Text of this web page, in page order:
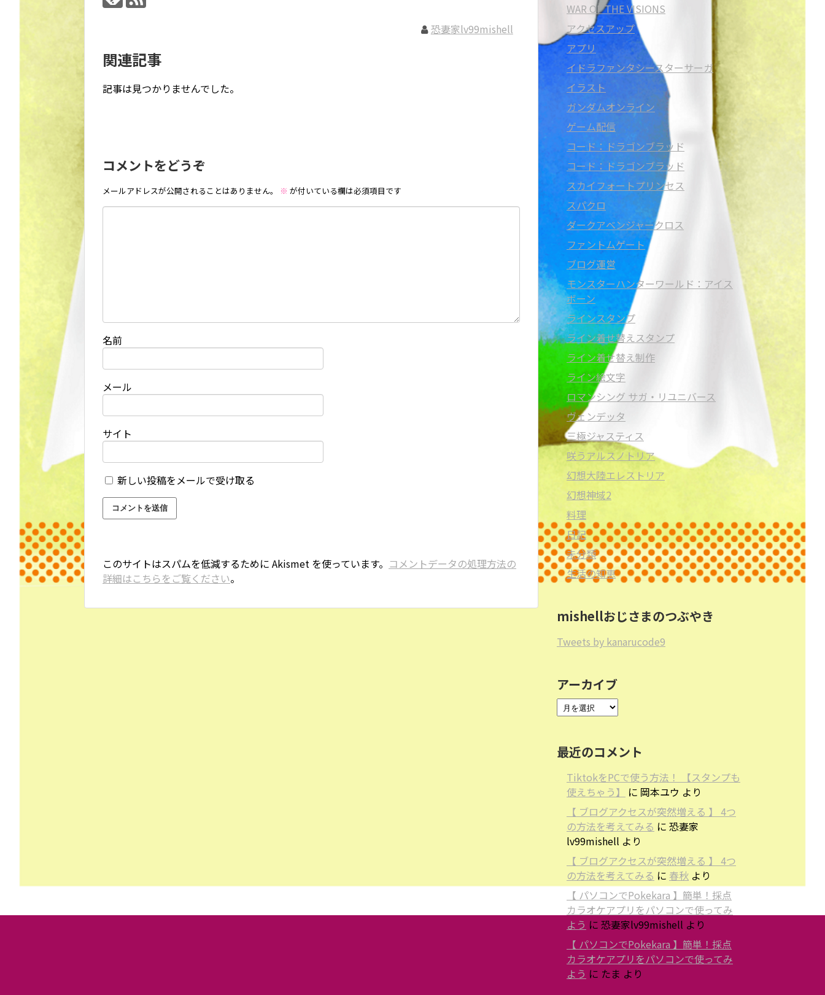
恐妻家lv99mishell
関連記事
記事は見つかりませんでした。
コメントをどうぞ
メールアドレスが公開されることはありません。 ※ が付いている欄は必須項目です
名前
メール
サイト
新しい投稿をメールで受け取る
このサイトはスパムを低減するために Akismet を使っています。 コメントデータの処理方法の
詳細はこちらをご覧ください。
WAR OF THE VISIONS
アクセスアップ
アプリ
イドラファンタシースターサーガ
イラスト
ガンダムオンライン
ゲーム配信
コード：ドラゴンブラッド
コード：ドラゴンブラッド
スカイフォートプリンセス
スパクロ
ダークアベンジャークロス
ファントムゲート
ブログ運営
モンスターハンターワールド：アイス
ボーン
ラインスタンプ
ライン着せ替えスタンプ
ライン着せ替え制作
ライン絵文字
ロマンシング サガ・リユニバース
ヴェンデッタ
三極ジャスティス
咲うアルスノトリア
幻想大陸エレストリア
幻想神域2
料理
日記
未分類
生活の知恵
mishellおじさまのつぶやき
Tweets by kanarucode9
アーカイブ
最近のコメント
TiktokをPCで使う方法！ 【スタンプも
使えちゃう】
に 岡本ユウ より
【 ブログアクセスが突然増える 】 4つ
の方法を考えてみる に 恐妻家
lv99mishell より
【 ブログアクセスが突然増える 】 4つ
の方法を考えてみる に 春秋 より
【 パソコンでPokekara 】簡単！採点
カラオケアプリをパソコンで使ってみ
よう に 恐妻家lv99mishell より
【 パソコンでPokekara 】簡単！採点
カラオケアプリをパソコンで使ってみ
よう に たま より